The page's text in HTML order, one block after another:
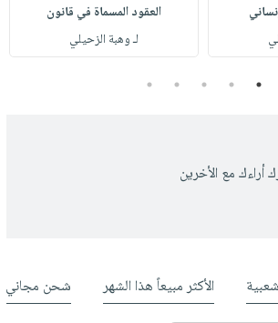
العقود المسماة في قانون
لـ وهبة الزحيلي
1
2
3
4
5
أراءك مع الأخرين
الأكثر مبيعاً هذا الشهر شحن مجاني